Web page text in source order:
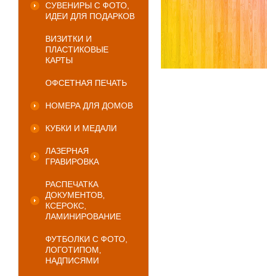
СУВЕНИРЫ С ФОТО,
ИДЕИ ДЛЯ ПОДАРКОВ
ВИЗИТКИ И
ПЛАСТИКОВЫЕ
КАРТЫ
ОФСЕТНАЯ ПЕЧАТЬ
НОМЕРА ДЛЯ ДОМОВ
КУБКИ И МЕДАЛИ
ЛАЗЕРНАЯ
ГРАВИРОВКА
РАСПЕЧАТКА
ДОКУМЕНТОВ,
КСЕРОКС,
ЛАМИНИРОВАНИЕ
ФУТБОЛКИ С ФОТО,
ЛОГОТИПОМ,
НАДПИСЯМИ